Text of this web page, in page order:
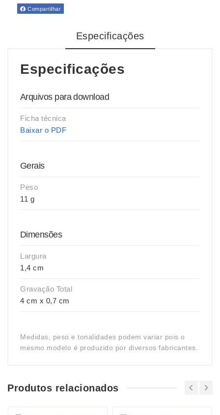
Compartilhar
Especificações
Especificações
Arquivos para download
Ficha técnica
Baixar o PDF
Gerais
Peso
11 g
Dimensões
Largura
1,4 cm
Gravação Total
4 cm x 0,7 cm
Medidas, peso e tonalidades podem variar pois o
mesmo modelo é produzido por diversos fabricantes.
Produtos relacionados